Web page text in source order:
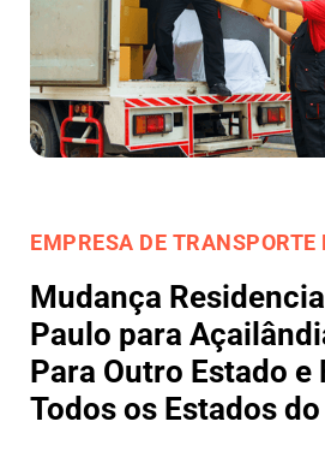
EMPRESA DE TRANSPORTE
Mudança
Paulo para
Para Outro Estado e
Todos os Estados do